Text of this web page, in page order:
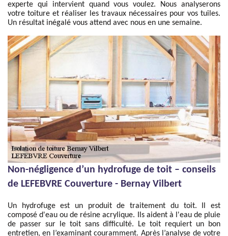
experte qui intervient quand vous voulez. Nous analyserons
votre toiture et réaliser les travaux nécessaires pour vos tuiles.
Un résultat inégalé vous attend avec nous en une semaine.
Non-négligence d’un hydrofuge de toit – conseils
de LEFEBVRE Couverture - Bernay Vilbert
Un hydrofuge est un produit de traitement du toit. Il est
composé d'eau ou de résine acrylique. Ils aident à l'eau de pluie
de passer sur le toit sans difficulté. Le toit requiert un bon
entretien, en l’examinant couramment. Après l’analyse de votre